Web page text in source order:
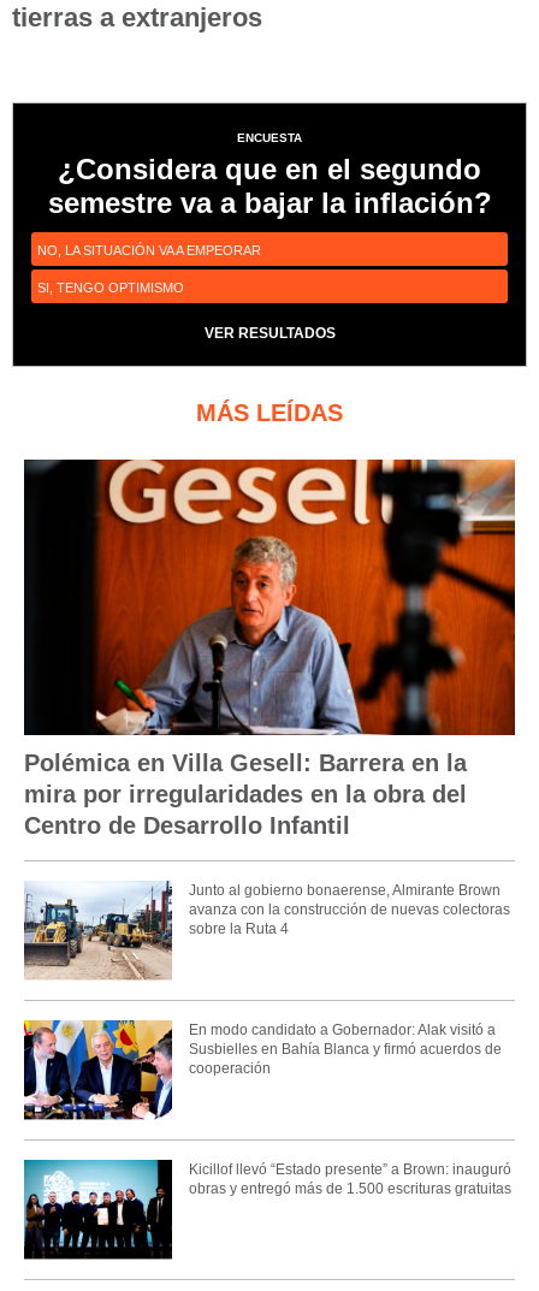
tierras a extranjeros
ENCUESTA
¿Considera que en el segundo
semestre va a bajar la inflación?
NO, LA SITUACIÓN VA A EMPEORAR
SI, TENGO OPTIMISMO
VER RESULTADOS
MÁS LEÍDAS
Polémica en Villa Gesell: Barrera en la
mira por irregularidades en la obra del
Centro de Desarrollo Infantil
Junto al gobierno bonaerense, Almirante Brown
avanza con la construcción de nuevas colectoras
sobre la Ruta 4
En modo candidato a Gobernador: Alak visitó a
Susbielles en Bahía Blanca y firmó acuerdos de
cooperación
Kicillof llevó “Estado presente” a Brown: inauguró
obras y entregó más de 1.500 escrituras gratuitas